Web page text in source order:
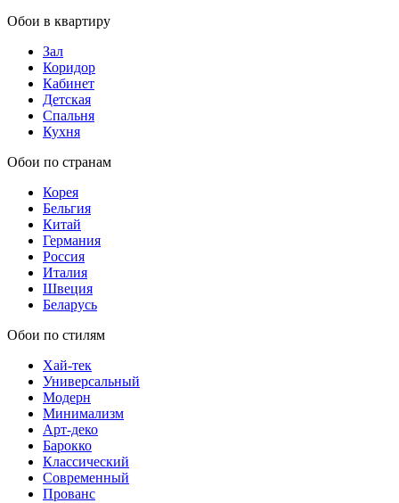
Обои в квартиру
Зал
Коридор
Кабинет
Детская
Спальня
Кухня
Обои по странам
Корея
Бельгия
Китай
Германия
Россия
Италия
Швеция
Беларусь
Обои по стилям
Хай-тек
Универсальный
Модерн
Минимализм
Арт-деко
Барокко
Классический
Современный
Прованс